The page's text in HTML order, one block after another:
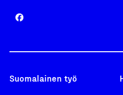
Suomalainen työ